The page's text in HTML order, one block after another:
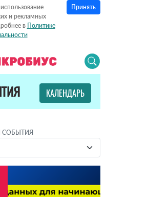
и рекламных
в Политике
Принять
КАЛЕНДАРЬ
СОБЫТИЯ